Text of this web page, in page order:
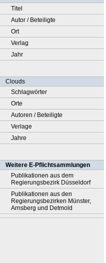
Titel
Autor / Beteiligte
Ort
Verlag
Jahr
Clouds
Schlagwörter
Orte
Autoren / Beteiligte
Verlage
Jahre
Weitere E-Pflichtsammlungen
Publikationen aus dem
Regierungsbezirk Düsseldorf
Publikationen aus den
Regierungsbezirken Münster,
Arnsberg und Detmold